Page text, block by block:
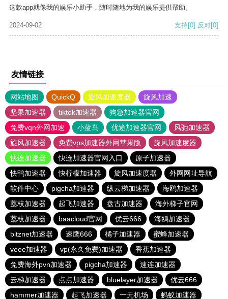
这款app就像我的娱乐小助手，随时随地为我的娱乐提供帮助。
2024-09-02 支持[0] 反对[0]
友情链接
网站地图 QuickQ 旋风加速度器
旋风加速
坚果加速器
tiktok加速器
狗急加速器官网
免费vqn外网加速
小蓝鸟 优途加速器官网
风驰加速器
旋风加速器
免费vps加速器外网苹果版
旋风加速度器
快连加速器
快连加速器官网入口
原子加速器
快鸭加速器
快柠檬加速器 旋风加速度器
外网网址导航
软件中心
pigcha加速器 纵云梯加速器
海鸥加速器
荔枝加速器
起飞加速器 盘古加速器
海外梯子官网
荔枝加速器
baacloud官网 优云666
海鸥加速器
bitznet加速器
速鹰666 橘子加速器
蜜蜂加速器
veee加速器
vp(永久免费)加速器
香蕉加速器
免费海外pvn加速器
pigcha加速器
速连加速器
云梯加速器
点点加速器 bluelayer加速器
优云666
hammer加速器
起飞加速器 一元机场 蚂蚁加速器